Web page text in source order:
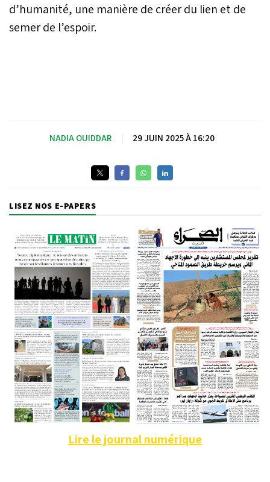
d’humanité, une manière de créer du lien et de
semer de l’espoir.
NADIA OUIDDAR 29 JUIN 2025 À 16:20
LISEZ NOS E-PAPERS
Lire le journal numérique